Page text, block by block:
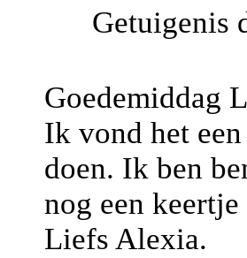
Getuigenis
Goedemiddag
Ik vond het
doen. Ik ben
nog een keertje
Liefs Alexia.